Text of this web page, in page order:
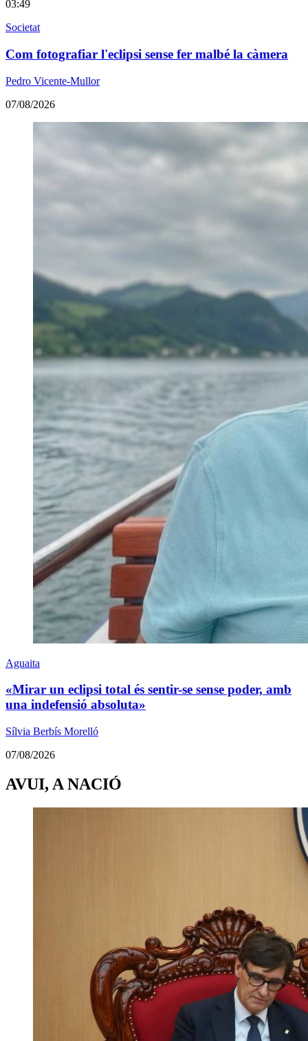
03:49
Societat
Com fotografiar l'eclipsi sense fer malbé la càmera
Pedro Vicente-Mullor
07/08/2026
Aguaita
«Mirar un eclipsi total és sentir-se sense poder, amb
una indefensió absoluta»
Sílvia Berbís Morelló
07/08/2026
AVUI, A NACIÓ